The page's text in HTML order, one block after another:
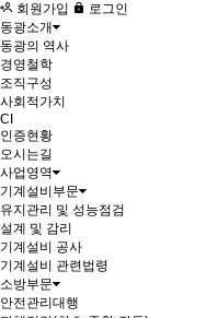
회원가입
로그인
동광소개
동광의 역사
경영철학
조직구성
사회적가치
CI
인증현황
오시는길
사업영역
기계설비부문
유지관리 및 성능점검
설계 및 감리
기계설비 공사
기계설비 관련법령
소방부문
안전관리대행